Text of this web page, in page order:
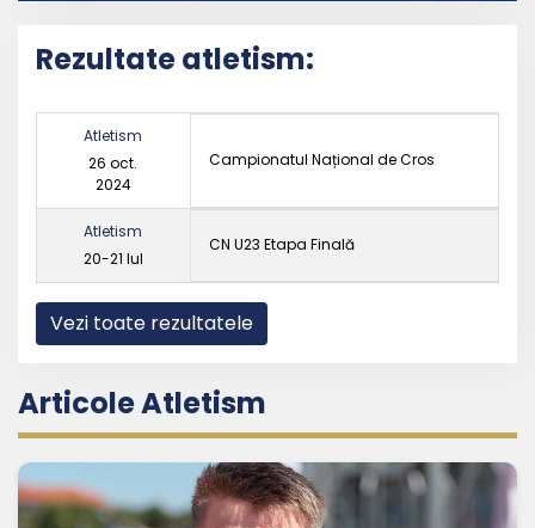
Rezultate atletism:
Atletism
26 oct.
2024
Campionatul Național de Cros
Atletism
20-21 Iul
CN U23 Etapa Finală
Vezi toate rezultatele
Articole Atletism